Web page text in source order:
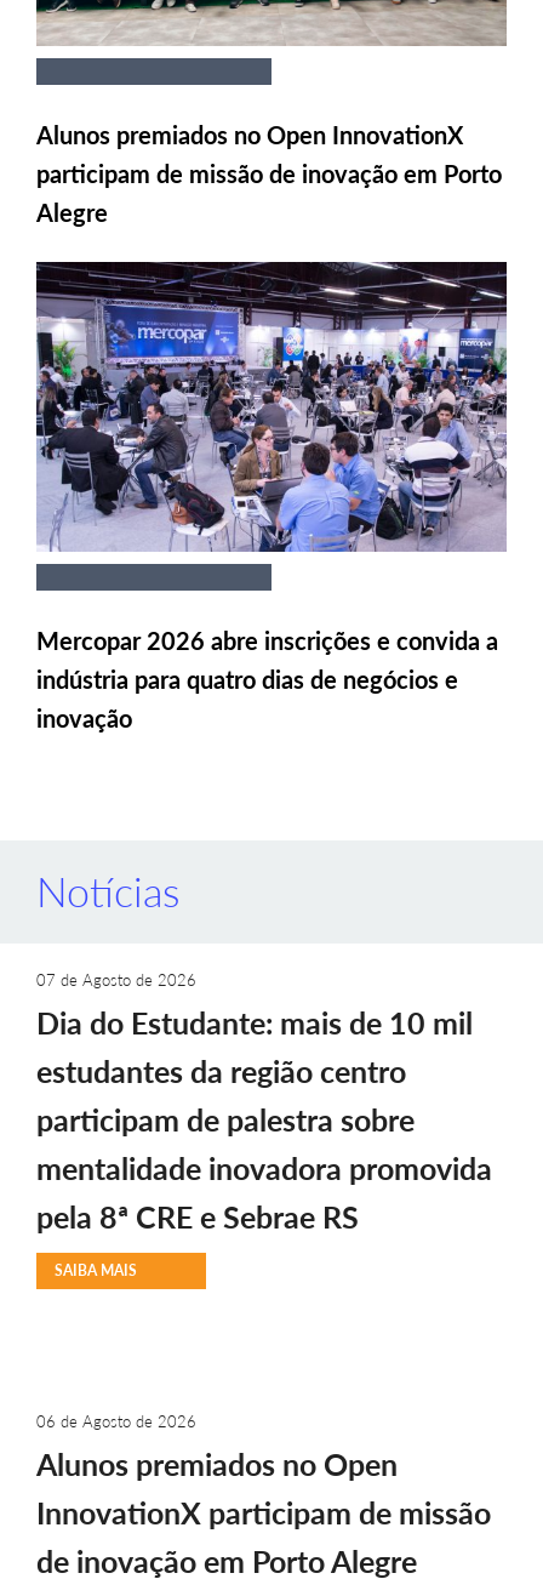
Alunos premiados no Open InnovationX
participam de missão de inovação em Porto
Alegre
Mercopar 2026 abre inscrições e convida a
indústria para quatro dias de negócios e
inovação
Notícias
07 de Agosto de 2026
Dia do Estudante: mais de 10 mil
estudantes da região centro
participam de palestra sobre
mentalidade inovadora promovida
pela 8ª CRE e Sebrae RS
SAIBA MAIS
06 de Agosto de 2026
Alunos premiados no Open
InnovationX participam de missão
de inovação em Porto Alegre